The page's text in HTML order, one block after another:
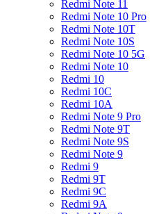
Redmi Note 11
Redmi Note 10 Pro
Redmi Note 10T
Redmi Note 10S
Redmi Note 10 5G
Redmi Note 10
Redmi 10
Redmi 10C
Redmi 10A
Redmi Note 9 Pro
Redmi Note 9T
Redmi Note 9S
Redmi Note 9
Redmi 9
Redmi 9T
Redmi 9C
Redmi 9A